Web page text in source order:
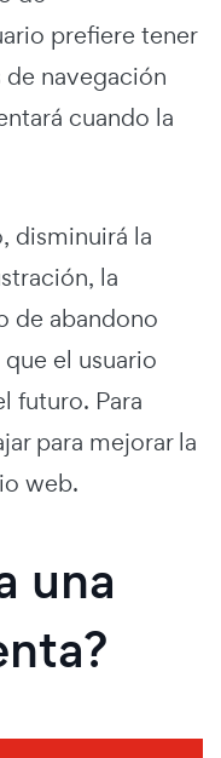
prefiere tener
navegación
cuando la
disminuirá la
la
de abandono
el usuario
futuro. Para
para mejorar la
web.
una